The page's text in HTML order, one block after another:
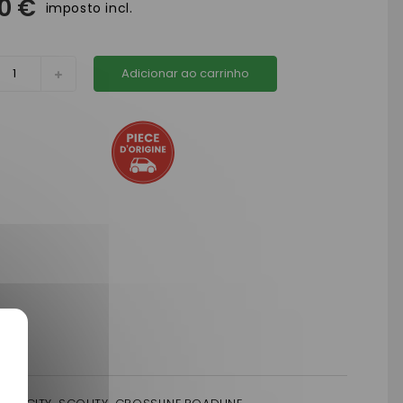
€ imposto incl.
Adicionar ao carrinho